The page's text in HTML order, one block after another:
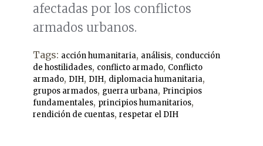
afectadas por los conflictos
armados urbanos.
Tags: acción humanitaria, análisis, conducción
de hostilidades, conflicto armado, Conflicto
armado, DIH, DIH, diplomacia humanitaria,
grupos armados, guerra urbana, Principios
fundamentales, principios humanitarios,
rendición de cuentas, respetar el DIH